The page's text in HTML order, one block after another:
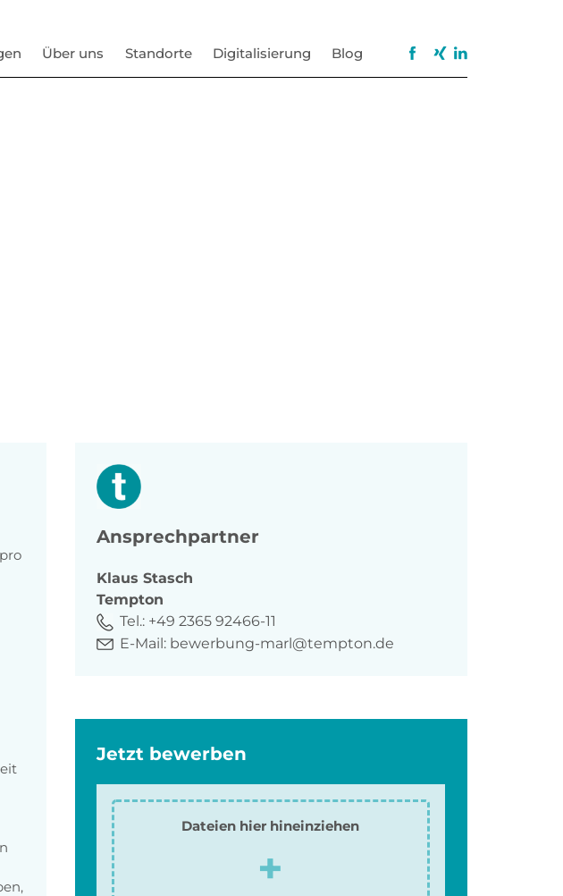
Über uns Standorte Digitalisierung Blog
Ansprechpartner
Klaus Stasch
Tempton
Tel.: +49 2365 92466-11
E-Mail: bewerbung-marl@tempton.de
Jetzt bewerben
Dateien hier hineinziehen